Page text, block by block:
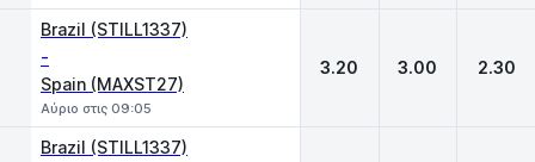
Brazil (STILL1337)
-
Spain (MAXST27)
Αύριο στις 09:05
3.20 3.00 2.30
Brazil (STILL1337)